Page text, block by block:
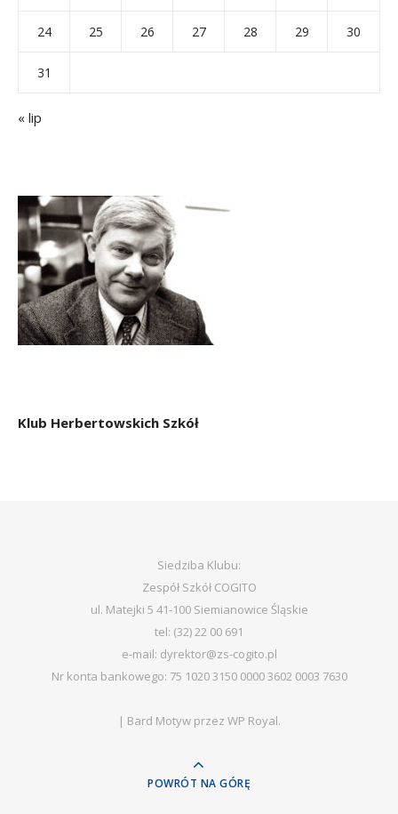
24 25 26 27 28 29 30
31
« lip
Klub Herbertowskich Szkół
Siedziba Klubu:
Zespół Szkół COGITO
ul. Matejki 5 41-100 Siemianowice Śląskie
tel: (32) 22 00 691
e-mail: dyrektor@zs-cogito.pl
Nr konta bankowego: 75 1020 3150 0000 3602 0003 7630
| Bard Motyw przez WP Royal.
POWRÓT NA GÓRĘ